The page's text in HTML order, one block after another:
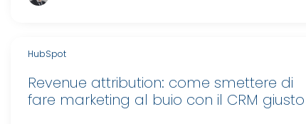
HubSpot
Revenue attribution: come smettere di
fare marketing al buio con il CRM giusto